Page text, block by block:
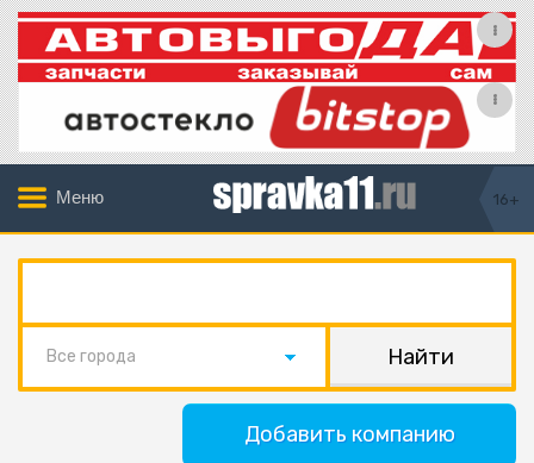
Меню 16+
Все города
Добавить компанию